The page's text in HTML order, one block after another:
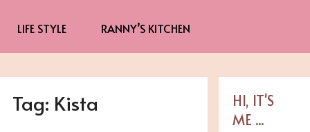
LIFE STYLE RANNY’S KITCHEN
Tag: Kista
HI, IT'S
ME ...